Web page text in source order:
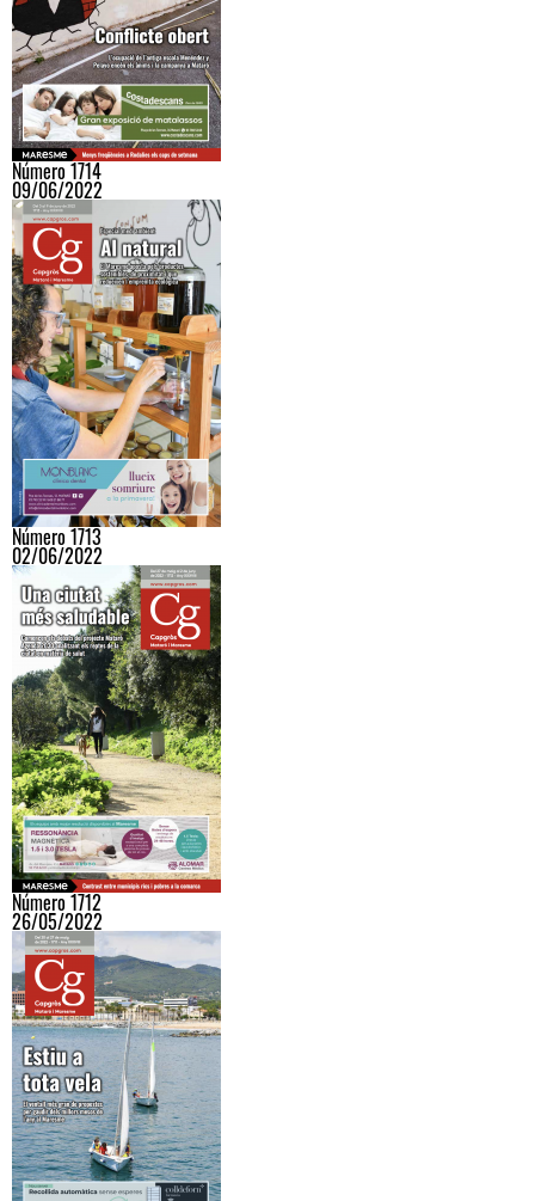
Número 1714
09/06/2022
Número 1713
02/06/2022
Número 1712
26/05/2022